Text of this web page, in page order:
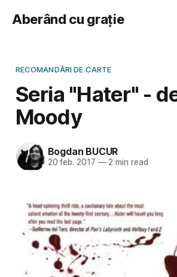
Aberând cu grație
RECOMANDĂRI DE CARTE
Seria "Hater" -
Moody
Bogdan BUCUR
20 feb. 2017 —2 min read